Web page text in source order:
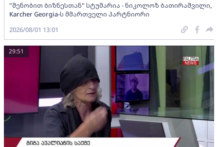
"შენობით ბიზნესთან" სტუმარია - ნიკოლოზ ბათირაშვილი,
Karcher Georgia-ს მმართველი პარტნიორი
2026/08/01 13:01
29:51